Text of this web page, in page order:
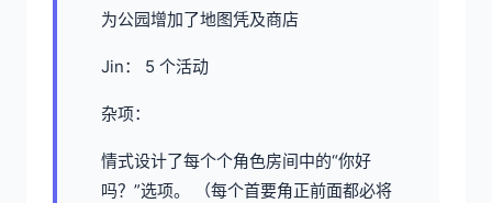
为公园增加了地图凭及商店
Jin： 5 个活动
杂项：
情式设计了每个个角色房间中的“你好
吗？”选项。 （每个首要角正前面都必将